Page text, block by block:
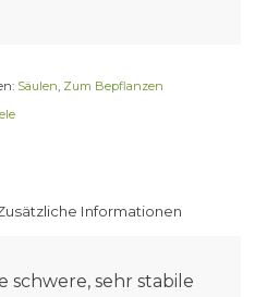
Säulen, Zum Bepflanzen
Informationen
schwere, sehr stabile